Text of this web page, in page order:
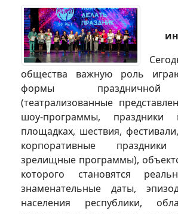
общества важную роль
формы праздничной
(театрализованные
шоу-программы, праздники
площадках, шествия,
корпоративные
зрелищные программы),
которого становятся
знаменательные даты,
населения республики,